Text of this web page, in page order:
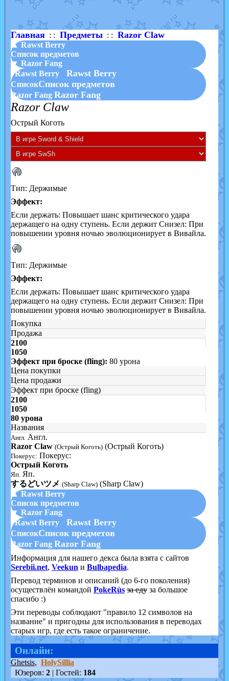
художникот vicavicaв фанарте.
Главная: : Предметы: : Razor Claw
▲ Rawst Berry
Список предметов
▼ Razor Fang
Rawst Berry
Rawst Berry
СписокСписок предметов
Razor Fang Razor Fang
Razor Claw
Острый Коготь
Тип: Держимые
Эффект:
Если держать: Повышает шанс критического удара
держащего на одну ступень. Если держит Снизел: При
повышении уровня ночью эволюционирует в Вивайла.
Тип: Держимые
Эффект:
Если держать: Повышает шанс критического удара
держащего на одну ступень. Если держит Снизел: При
повышении уровня ночью эволюционирует в Вивайла.
Покупка
Продажа
2100
1050
Эффект при броске (fling): 80 урона
Цена покупки
Цена продажи
Эффект при броске (fling)
2100
1050
80 урона
Названия
Англ. Англ.
Razor Claw (Острый Коготь) (Острый Коготь)
Покерус: Покерус:
Острый Коготь
Яп. Яп.
するどいツメ (Sharp Claw) (Sharp Claw)
▲ Rawst Berry
Список предметов
▼ Razor Fang
Rawst Berry
Rawst Berry
СписокСписок предметов
Razor Fang Razor Fang
Информация для нашего декса была взята с сайтов
Serebii.net, Veekun и Bulbapedia.
Перевод терминов и описаний (до 6-го поколения)
осуществлён командой PokeRùs за едуза большое
спасибо :)
Эти переводы соблюдают "правило 12 символов на
название" и пригодны для использования в переводах
старых игр, где есть такое ограничение.
Онлайн:
Ghetsis, HolySillia
Юзеров: 2| Гостей: 184